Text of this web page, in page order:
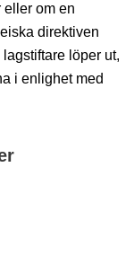
om en
direktiven
löper ut,
i enlighet med